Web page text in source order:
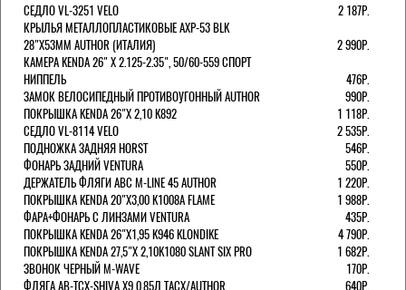
СЕДЛО VL-3251 VELO
2 187Р.
КРЫЛЬЯ МЕТАЛЛОПЛАСТИКОВЫЕ AXP-53 BLK
28"Х53ММ AUTHOR (ИТАЛИЯ)
2 990Р.
КАМЕРА KENDA 26" Х 2.125-2.35", 50/60-559 СПОРТ
НИППЕЛЬ
476Р.
ЗАМОК ВЕЛОСИПЕДНЫЙ ПРОТИВОУГОННЫЙ AUTHOR
990Р.
ПОКРЫШКА KENDA 26"Х 2,10 K892
1 118Р.
СЕДЛО VL-8114 VELO
2 535Р.
ПОДНОЖКА ЗАДНЯЯ HORST
546Р.
ФОНАРЬ ЗАДНИЙ VENTURA
550Р.
ДЕРЖАТЕЛЬ ФЛЯГИ АВС M-LINE 45 AUTHOR
1 220Р.
ПОКРЫШКА KENDA 20"Х3,00 K1008A FLAME
1 988Р.
ФАРА+ФОНАРЬ С ЛИНЗАМИ VENTURA
435Р.
ПОКРЫШКА KENDA 26"Х1,95 K946 KLONDIKE
4 790Р.
ПОКРЫШКА KENDA 27,5"Х 2,10K1080 SLANT SIX PRO
1 682Р.
ЗВОНОК ЧЕРНЫЙ M-WAVE
170Р.
ФЛЯГА AB-TCX-SHIVA X9 0.85Л TACX/AUTHOR
640Р.